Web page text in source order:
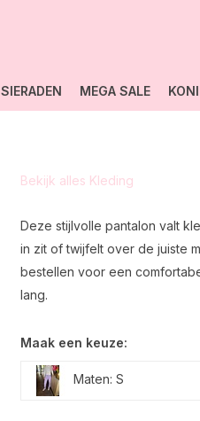
SIERADEN MEGA SALE
Bekijk alles Kleding
Deze stijlvolle pantalon valt
in zit of twijfelt over de juiste
bestellen voor een
lang.
Maak een keuze:
Maten: S